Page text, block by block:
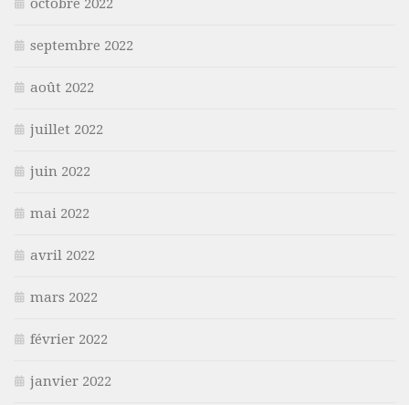
octobre 2022
septembre 2022
août 2022
juillet 2022
juin 2022
mai 2022
avril 2022
mars 2022
février 2022
janvier 2022